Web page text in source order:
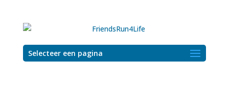
Selecteer een pagina